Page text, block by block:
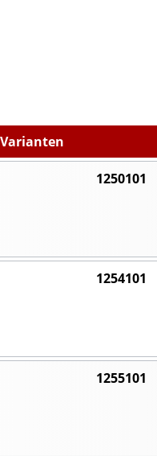
1250101
1254101
1255101